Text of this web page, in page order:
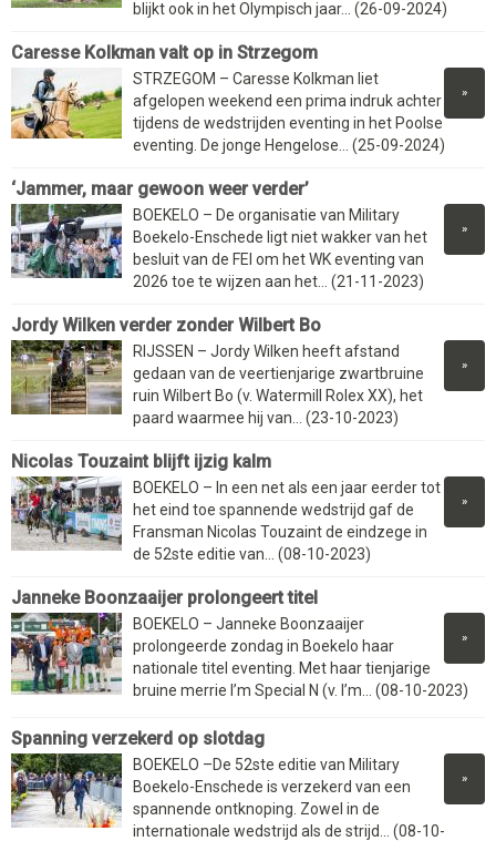
blijkt ook in het Olympisch jaar... (26-09-2024)
Caresse Kolkman valt op in Strzegom
»
STRZEGOM – Caresse Kolkman liet
afgelopen weekend een prima indruk achter
tijdens de wedstrijden eventing in het Poolse
eventing. De jonge Hengelose... (25-09-2024)
‘Jammer, maar gewoon weer verder’
»
BOEKELO – De organisatie van Military
Boekelo-Enschede ligt niet wakker van het
besluit van de FEI om het WK eventing van
2026 toe te wijzen aan het... (21-11-2023)
Jordy Wilken verder zonder Wilbert Bo
»
RIJSSEN – Jordy Wilken heeft afstand
gedaan van de veertienjarige zwartbruine
ruin Wilbert Bo (v. Watermill Rolex XX), het
paard waarmee hij van... (23-10-2023)
Nicolas Touzaint blijft ijzig kalm
»
BOEKELO – In een net als een jaar eerder tot
het eind toe spannende wedstrijd gaf de
Fransman Nicolas Touzaint de eindzege in
de 52ste editie van... (08-10-2023)
Janneke Boonzaaijer prolongeert titel
»
BOEKELO – Janneke Boonzaaijer
prolongeerde zondag in Boekelo haar
nationale titel eventing. Met haar tienjarige
bruine merrie I’m Special N (v. I’m... (08-10-2023)
Spanning verzekerd op slotdag
»
BOEKELO –De 52ste editie van Military
Boekelo-Enschede is verzekerd van een
spannende ontknoping. Zowel in de
internationale wedstrijd als de strijd... (08-10-